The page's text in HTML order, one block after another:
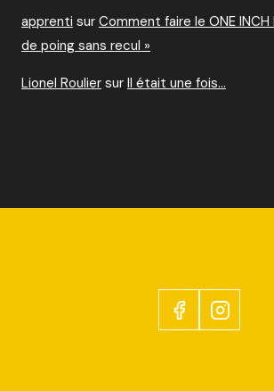
apprenti sur Comment faire le ONE INCH
de poing sans recul »
Lionel Roulier sur Il était une fois…